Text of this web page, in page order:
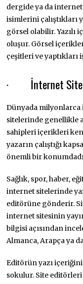
dergide ya da
isimlerini çalıştıkları
görsel olabilir.
oluşur. Görsel
çeşitleri ve yaptıkları
· İnternet
Dünyada milyonlarca
sitelerinde genellikle
sahipleri içerikleri
yazarın çalıştığı
önemli bir
Sağlık, spor, haber,
internet sitelerinde
editörüne gönderir.
internet sitesinin
bilgisi açısından
Almanca, Arapça ya
Editörün yazı içeriğini
sokulur. Site